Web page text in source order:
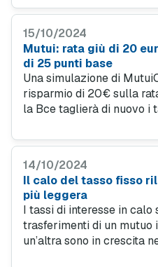
MutuiOnline.it e come
15/10/2024
Mutui: rata giù di 20
di 25 punti base
Una simulazione di
risparmio di 20€ sulla
la Bce taglierà di nuovo i
potrebbe tornare a
14/10/2024
Il calo del tasso fisso
più leggera
I tassi di interesse in calo
trasferimenti di un mutuo
un’altra sono in crescita